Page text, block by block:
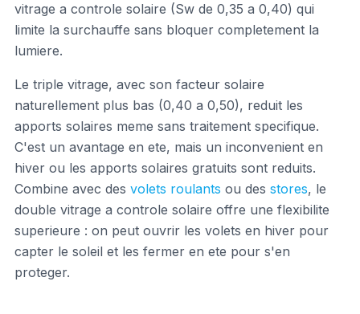
vitrage a controle solaire (Sw de 0,35 a 0,40) qui
limite la surchauffe sans bloquer completement la
lumiere.
Le triple vitrage, avec son facteur solaire
naturellement plus bas (0,40 a 0,50), reduit les
apports solaires meme sans traitement specifique.
C'est un avantage en ete, mais un inconvenient en
hiver ou les apports solaires gratuits sont reduits.
Combine avec des volets roulants ou des stores, le
double vitrage a controle solaire offre une flexibilite
superieure : on peut ouvrir les volets en hiver pour
capter le soleil et les fermer en ete pour s'en
proteger.